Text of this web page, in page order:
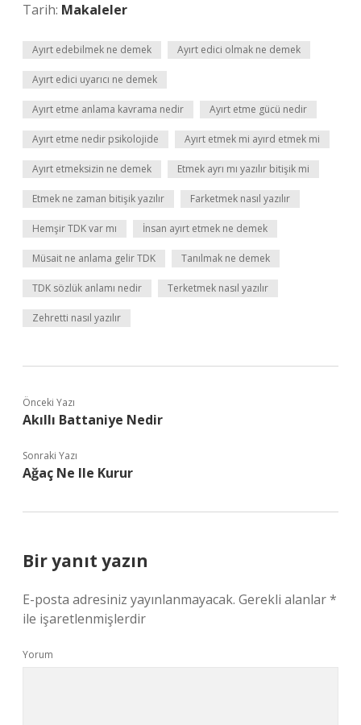
Tarih: Makaleler
Ayırt edebilmek ne demek Ayırt edici olmak ne demek
Ayırt edici uyarıcı ne demek
Ayırt etme anlama kavrama nedir Ayırt etme gücü nedir
Ayırt etme nedir psikolojide Ayırt etmek mi ayırd etmek mi
Ayırt etmeksizin ne demek Etmek ayrı mı yazılır bitişik mi
Etmek ne zaman bitişik yazılır Farketmek nasıl yazılır
Hemşir TDK var mı İnsan ayırt etmek ne demek
Müsait ne anlama gelir TDK Tanılmak ne demek
TDK sözlük anlamı nedir Terketmek nasıl yazılır
Zehretti nasıl yazılır
Önceki Yazı
Akıllı Battaniye Nedir
Sonraki Yazı
Ağaç Ne Ile Kurur
Bir yanıt yazın
E-posta adresiniz yayınlanmayacak. Gerekli alanlar*
ile işaretlenmişlerdir
Yorum